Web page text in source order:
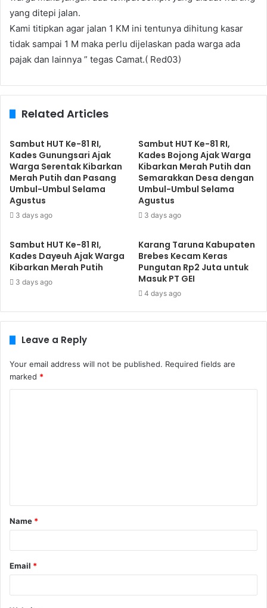
yang ditepi jalan.
Kami titipkan agar jalan 1 KM ini tentunya dihitung kasar
tidak sampai 1 M maka perlu dijelaskan pada warga ada
pajak dan lainnya ” tegas Camat.( Red03)
Related Articles
Sambut HUT Ke-81 RI,
Kades Gunungsari Ajak
Warga Serentak Kibarkan
Merah Putih dan Pasang
Umbul-Umbul Selama
Agustus
3 days ago
Sambut HUT Ke-81 RI,
Kades Bojong Ajak Warga
Kibarkan Merah Putih dan
Semarakkan Desa dengan
Umbul-Umbul Selama
Agustus
3 days ago
Sambut HUT Ke-81 RI,
Kades Dayeuh Ajak Warga
Kibarkan Merah Putih
3 days ago
​Karang Taruna Kabupaten
Brebes Kecam Keras
Pungutan Rp2 Juta untuk
Masuk PT GEI
4 days ago
Leave a Reply
Your email address will not be published. Required fields are
marked *
t
*
Name *
Email *